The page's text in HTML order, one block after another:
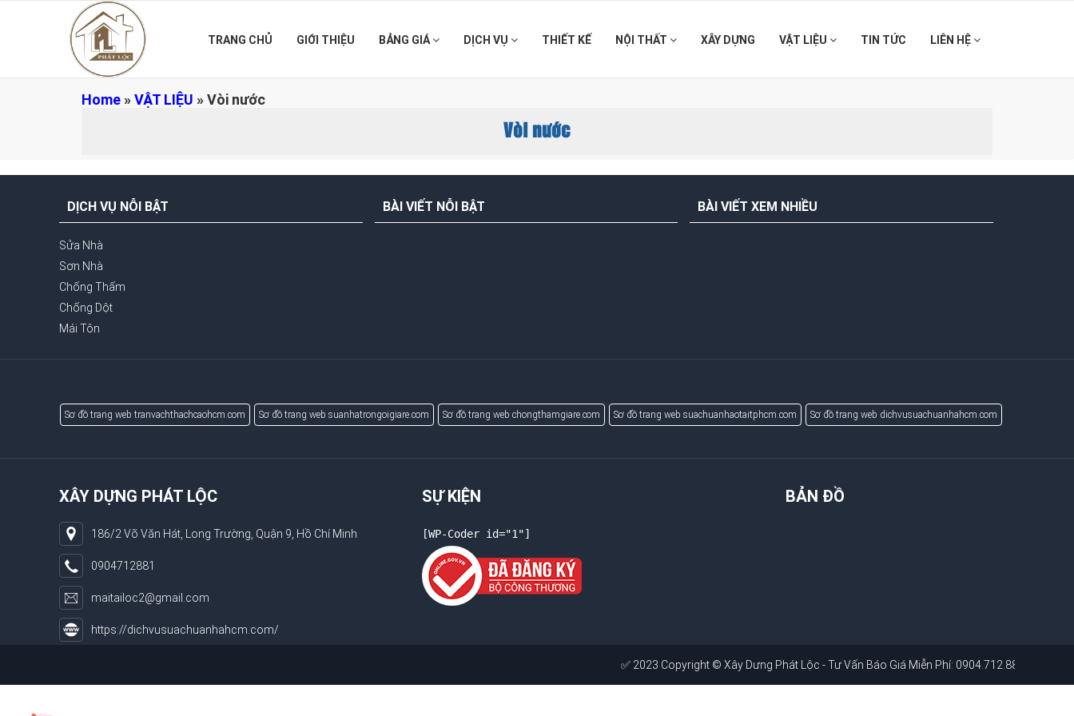
TRANG CHỦ GIỚI THIỆU BẢNG GIÁ DỊCH VỤ THIẾT KẾ NỘI THẤT XÂY DỰNG VẬT LIỆU TIN TỨC LIÊN HỆ
Home »VẬT LIỆU »Vòi nước
Vòi nước
DỊCH VỤ NỖI BẬT
Sửa Nhà
Sơn Nhà
Chống Thấm
Chống Dột
Mái Tôn
BÀI VIẾT NỖI BẬT BÀI VIẾT XEM NHIỀU
Sơ đồ trang web tranvachthachcaohcm.com Sơ đồ trang web suanhatrongoigiare.com Sơ đồ trang web chongthamgiare.com Sơ đồ trang web suachuanhaotaitphcm.com Sơ đồ trang web dichvusuachuanhahcm.com
XÂY DỰNG PHÁT LỘC
186/2 Võ Văn Hát, Long Trường, Quận 9, Hồ Chí Minh
0904712881
maitailoc2@gmail.com
https://dichvusuachuanhahcm.com/
SỰ KIỆN
[WP-Coder id="1"]
BẢN ĐỒ
✅ 2023 Copyright © Xây Dưng Phát Lộc - Tư Vấn Báo Giá Miễn Phí: 0904.712.881. Website: